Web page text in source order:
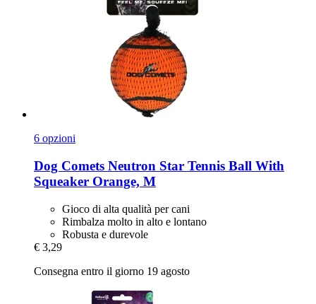
6 opzioni
Dog Comets Neutron Star Tennis Ball With
Squeaker Orange, M
Gioco di alta qualità per cani
Rimbalza molto in alto e lontano
Robusta e durevole
€ 3,29
Consegna entro il giorno 19 agosto